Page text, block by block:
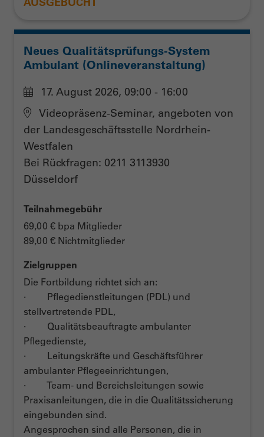
Neues Qualitätsprüfungs-System
Ambulant (Onlineveranstaltung)
17. August 2026, 09:00 - 16:00
Videopräsenz-Seminar, angeboten von
der Landesgeschäftsstelle Nordrhein-
Westfalen
Bei Rückfragen: 0211 3113930
Düsseldorf
Teilnahmegebühr
69,00 € bpa Mitglieder
89,00 € Nichtmitglieder
Zielgruppen
Die Fortbildung richtet sich an:
· Pflegedienstleitungen (PDL) und
stellvertretende PDL,
· Qualitätsbeauftragte ambulanter
Pflegedienste,
· Leitungskräfte und Geschäftsführer
ambulanter Pflegeeinrichtungen,
· Team- und Bereichsleitungen sowie
Praxisanleitungen, die in die Qualitätssicherung
eingebunden sind.
Angesprochen sind alle Personen, die in